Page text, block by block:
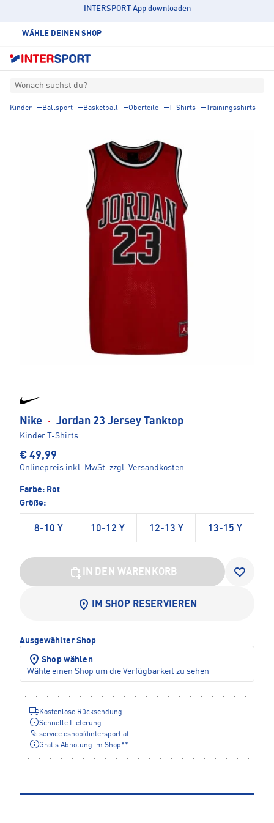
INTERSPORT App downloaden
WÄHLE DEINEN SHOP
Wonach suchst du?
Kinder Ballsport Basketball Oberteile T-Shirts Trainingsshirts
Nike · Jordan 23 Jersey Tanktop
Kinder T-Shirts
€ 49,99
Onlinepreis inkl. MwSt. zzgl. Versandkosten
Farbe: Rot
Größe:
8-10 Y 10-12 Y 12-13 Y 13-15 Y
IN DEN WARENKORB
IM SHOP RESERVIEREN
Ausgewählter Shop
Shop wählen
Wähle einen Shop um die Verfügbarkeit zu sehen
Kostenlose Rücksendung
Schnelle Lieferung
service.eshop@ intersport.at
Gratis Abholung im Shop**